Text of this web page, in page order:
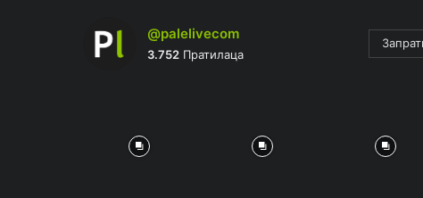
@palelivecom
3.752Пратилаца